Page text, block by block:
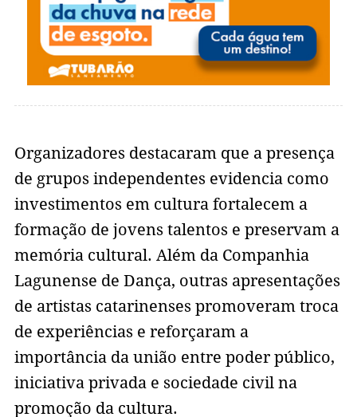
Organizadores destacaram que a presença
de grupos independentes evidencia como
investimentos em cultura fortalecem a
formação de jovens talentos e preservam a
memória cultural. Além da Companhia
Lagunense de Dança, outras apresentações
de artistas catarinenses promoveram troca
de experiências e reforçaram a
importância da união entre poder público,
iniciativa privada e sociedade civil na
promoção da cultura.